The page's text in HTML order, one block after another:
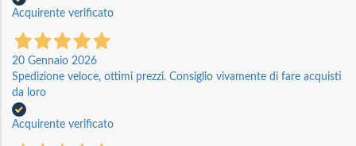
Acquirente verificato
20 Gennaio 2026
Spedizione veloce, ottimi prezzi. Consiglio vivamente di fare acquisti
da loro
Acquirente verificato